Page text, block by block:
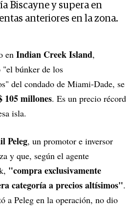
Biscayne y supera en
anteriores en la zona.
en Indian Creek Island,
búnker de los
del condado de Miami-Dade, se
105 millones. Es un precio récord
isla.
Peleg, un promotor e inversor
y que, según el agente
"compra exclusivamente
categoría a precios altísimos".
a Peleg en la operación, no dio